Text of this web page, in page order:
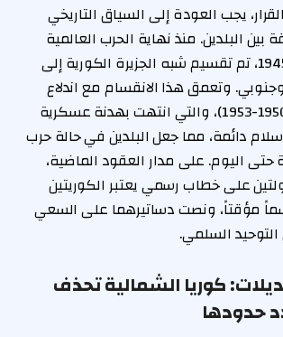
يجب العودة إلى السياق التاريخي
بين البلدين. منذ نهاية الحرب العالمية
الثانية في عام 1945، تم تقسيم شبه الجزيرة الكورية إلى
وتعمق هذا الانقسام مع اندلاع
الحرب الكورية (1950-1953)، والتي انتهت بهدنة عسكرية
دائمة، مما جعل البلدين في حالة حرب
حتى اليوم. على مدار العقود الماضية،
على خطاب رسمي يعتبر الكوريتين
مؤقتاً، ونصت دساتيرهما على السعي
السلمي.
كوريا الشمالية تحذف
حدودها